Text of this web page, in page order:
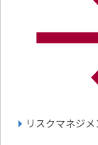
リスクマネジメ